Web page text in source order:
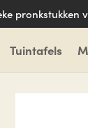
pronkstukken
Tuintafels